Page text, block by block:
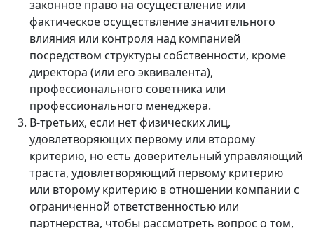
законное право на осуществление или
фактическое осуществление значительного
влияния или контроля над компанией
посредством структуры собственности, кроме
директора (или его эквивалента),
профессионального советника или
профессионального менеджера.
В-третьих, если нет физических лиц,
удовлетворяющих первому или второму
критерию, но есть доверительный управляющий
траста, удовлетворяющий первому критерию
или второму критерию в отношении компании с
ограниченной ответственностью или
партнерства, чтобы рассмотреть вопрос о том,